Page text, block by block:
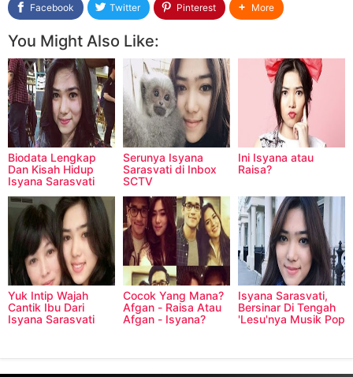
Facebook Twitter Pinterest More
You Might Also Like:
Biodata Lengkap
Dan Kisah Hidup
Isyana Sarasvati
Serunya Isyana
Sarasvati di Inbox
SCTV
Ini Isyana atau
Raisa?
Yuk Intip Wajah
Cantik Ibu Dari
Isyana Sarasvati
Cocok Yang Mana?
Afgan - Raisa Atau
Afgan - Isyana?
Isyana Sarasvati,
Bersinar Di Tengah
'Lesu'nya Musik Pop